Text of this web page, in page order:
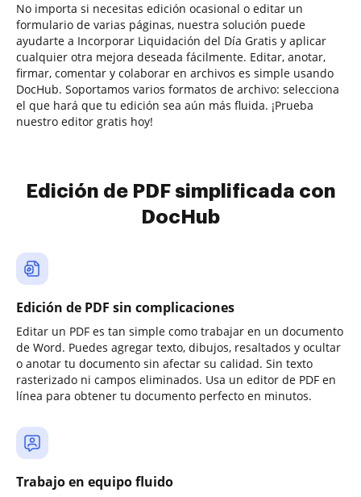
No importa si necesitas edición ocasional o editar un
formulario de varias páginas, nuestra solución puede
ayudarte a Incorporar Liquidación del Día Gratis y aplicar
cualquier otra mejora deseada fácilmente. Editar, anotar,
firmar, comentar y colaborar en archivos es simple usando
DocHub. Soportamos varios formatos de archivo: selecciona
el que hará que tu edición sea aún más fluida. ¡Prueba
nuestro editor gratis hoy!
Edición de PDF simplificada con
DocHub
Edición de PDF sin complicaciones
Editar un PDF es tan simple como trabajar en un documento
de Word. Puedes agregar texto, dibujos, resaltados y ocultar
o anotar tu documento sin afectar su calidad. Sin texto
rasterizado ni campos eliminados. Usa un editor de PDF en
línea para obtener tu documento perfecto en minutos.
Trabajo en equipo fluido